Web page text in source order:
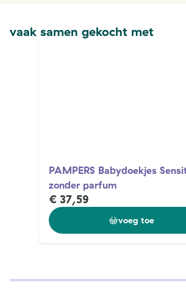
vaak samen gekocht met
PAMPERS Babydoekjes
zonder parfum
€ 37,59
voeg toe